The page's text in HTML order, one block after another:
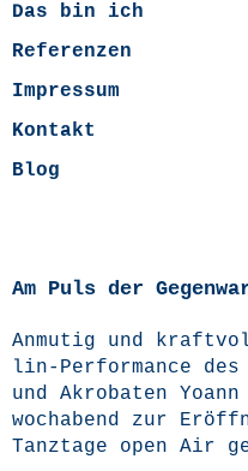
Das bin ich
Referenzen
Impressum
Kontakt
Blog
Am Puls der
Anmu­tig und
lin-Per­for­mance
und Akro­ba­ten
woch­abend zur
Tanz­ta­ge open Air